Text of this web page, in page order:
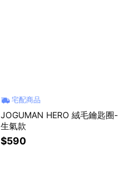
宅配商品
JOGUMAN HERO 絨毛鑰匙圈-
生氣款
$590